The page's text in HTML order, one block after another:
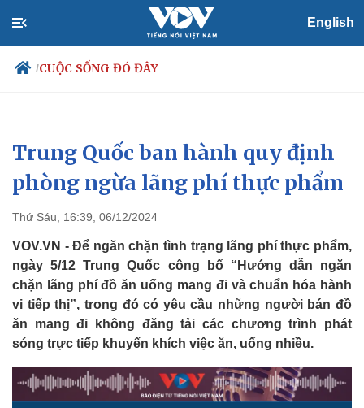
English
/CUỘC SỐNG ĐÓ ĐÂY
Chính trị
Đảng
Tổ chức nhân sự
Nhận diện sự thật
Xã hội
Tin 24h
Dự báo thời tiết
Việc làm
Biển đảo
Trung Quốc ban hành quy định
phòng ngừa lãng phí thực phẩm
Thứ Sáu, 16:39, 06/12/2024
VOV.VN - Để ngăn chặn tình trạng lãng phí thực phẩm,
ngày 5/12 Trung Quốc công bố “Hướng dẫn ngăn
chặn lãng phí đồ ăn uống mang đi và chuẩn hóa hành
vi tiếp thị”, trong đó có yêu cầu những người bán đồ
ăn mang đi không đăng tải các chương trình phát
sóng trực tiếp khuyến khích việc ăn, uống nhiều.